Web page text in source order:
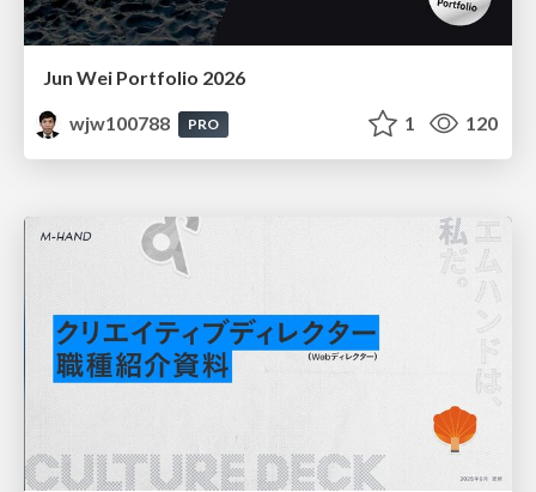
Jun Wei Portfolio 2026
wjw100788
PRO 1 120